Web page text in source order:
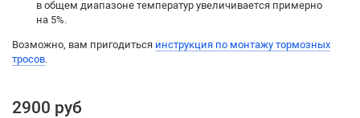
в общем диапазоне температур увеличивается примерно
на 5%.
Возможно, вам пригодиться инструкция по монтажу тормозных
тросов.
2900 руб